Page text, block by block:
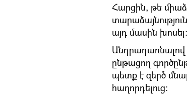
Հարցին, թե
այդ մասին խոսել։
Անդրադառնալով
ընթացող
պետք է զերծ
հաղորդելուց։